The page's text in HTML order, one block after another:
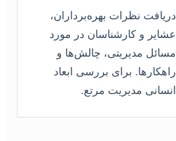
دریافت نظرات بهره‌برداران،
عشایر و کارشناسان در مورد
مسائل مدیریتی، چالش‌ها و
راهکارها. برای بررسی ابعاد
انسانی مدیریت مرتع.